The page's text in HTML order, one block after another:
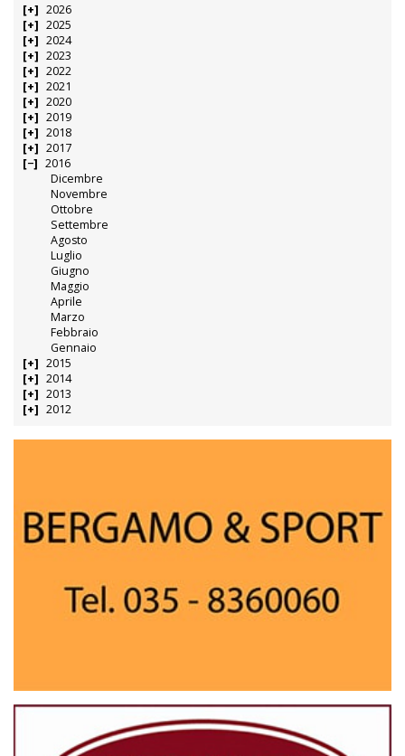
2026
2025
2024
2023
2022
2021
2020
2019
2018
2017
2016
Dicembre
Novembre
Ottobre
Settembre
Agosto
Luglio
Giugno
Maggio
Aprile
Marzo
Febbraio
Gennaio
2015
2014
2013
2012